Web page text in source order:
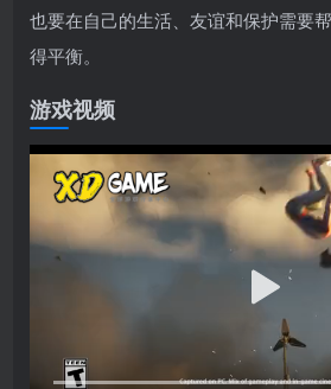
也要在自己的生活、友谊和保护需要
得平衡。
游戏视频